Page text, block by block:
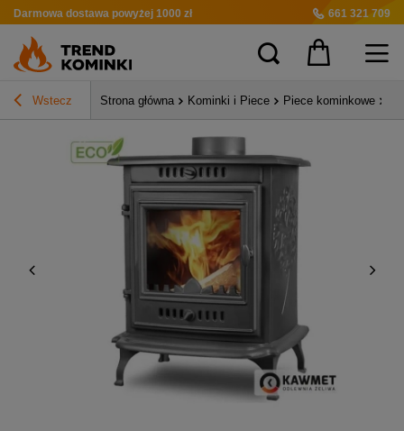
Darmowa dostawa powyżej 1000 zł 661 321 709
Wstecz Strona główna Kominki i Piece Piece kominkowe